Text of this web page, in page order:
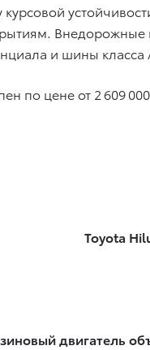
и шины класса
по цене от 2 609
Toyota
двигатель